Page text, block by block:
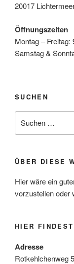
20017
Öffnungszeiten
Montag – Freitag:
Samstag &
SUCHEN
nach:
ÜBER DIESE
Hier wäre ein
vorzustellen oder
HIER
Adresse
Rotkehlchenweg